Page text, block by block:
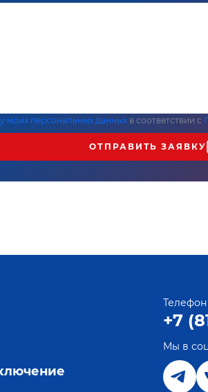
моих персональных данных в соответствии с
ОТПРАВИТЬ ЗАЯВКУ
Телефон
+7
Мы в